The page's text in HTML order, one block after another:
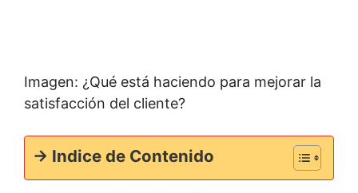
Imagen: ¿Qué está haciendo para mejorar la
satisfacción del cliente?
-> Indice de Contenido